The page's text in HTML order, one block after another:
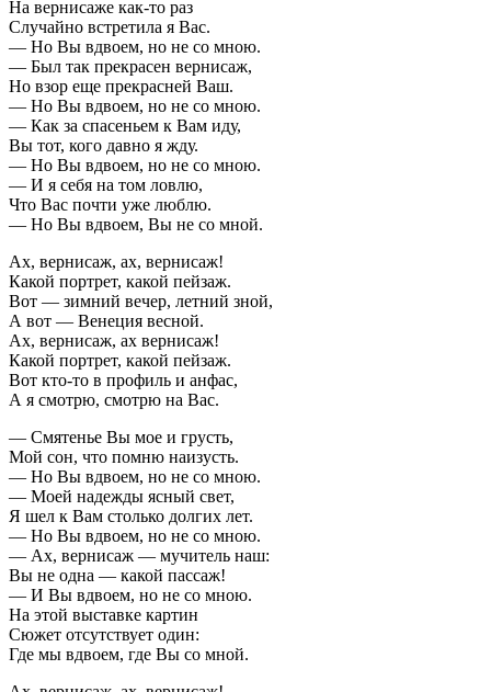
На вернисаже как-то раз
Случайно встретила я Вас.
— Но Вы вдвоем, но не со мною.
— Был так прекрасен вернисаж,
Но взор еще прекрасней Ваш.
— Но Вы вдвоем, но не со мною.
— Как за спасеньем к Вам иду,
Вы тот, кого давно я жду.
— Но Вы вдвоем, но не со мною.
— И я себя на том ловлю,
Что Вас почти уже люблю.
— Но Вы вдвоем, Вы не со мной.
Ах, вернисаж, ах, вернисаж!
Какой портрет, какой пейзаж.
Вот — зимний вечер, летний зной,
А вот — Венеция весной.
Ах, вернисаж, ах вернисаж!
Какой портрет, какой пейзаж.
Вот кто-то в профиль и анфас,
А я смотрю, смотрю на Вас.
— Смятенье Вы мое и грусть,
Мой сон, что помню наизусть.
— Но Вы вдвоем, но не со мною.
— Моей надежды ясный свет,
Я шел к Вам столько долгих лет.
— Но Вы вдвоем, но не со мною.
— Ах, вернисаж — мучитель наш:
Вы не одна — какой пассаж!
— И Вы вдвоем, но не со мною.
На этой выставке картин
Сюжет отсутствует один:
Где мы вдвоем, где Вы со мной.